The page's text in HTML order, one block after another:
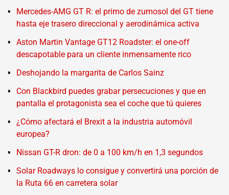
Mercedes-AMG GT R: el primo de zumosol del GT tiene
hasta eje trasero direccional y aerodinámica activa
Aston Martin Vantage GT12 Roadster: el one-off
descapotable para un cliente inmensamente rico
Deshojando la margarita de Carlos Sainz
Con Blackbird puedes grabar persecuciones y que en
pantalla el protagonista sea el coche que tú quieres
¿Cómo afectará el Brexit a la industria automóvil
europea?
Nissan GT-R dron: de 0 a 100 km/h en 1,3 segundos
Solar Roadways lo consigue y convertirá una porción de
la Ruta 66 en carretera solar